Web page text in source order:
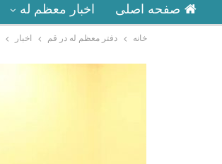
صفحه اصلی اخبار معظم له
خانه دفتر معظم له در قم اخبار